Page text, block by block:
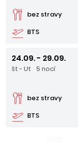
BTS
bez stravy
24.09. - 29.09.
št - Ut 5 nocí
BTS
bez stravy